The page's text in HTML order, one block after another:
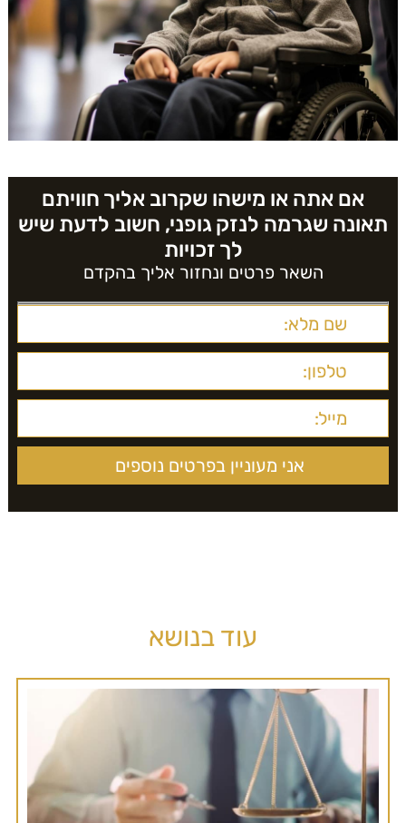
אם אתה או מישהו שקרוב אליך חוויתם
תאונה שגרמה לנזק גופני, חשוב לדעת שיש
לך זכויות
השאר פרטים ונחזור אליך בהקדם
עוד בנושא